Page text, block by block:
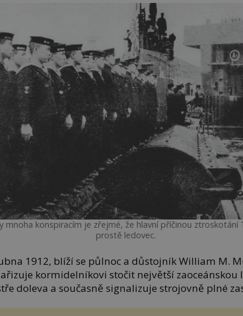
mnoha konspiracím je zřejmé, že hlavní příčinou ztroskotání
prostě ledovec.
1912, blíží se půlnoc a důstojník William M.
kormidelníkovi stočit největší zaoceánskou
doleva a současně signalizuje strojovně plné